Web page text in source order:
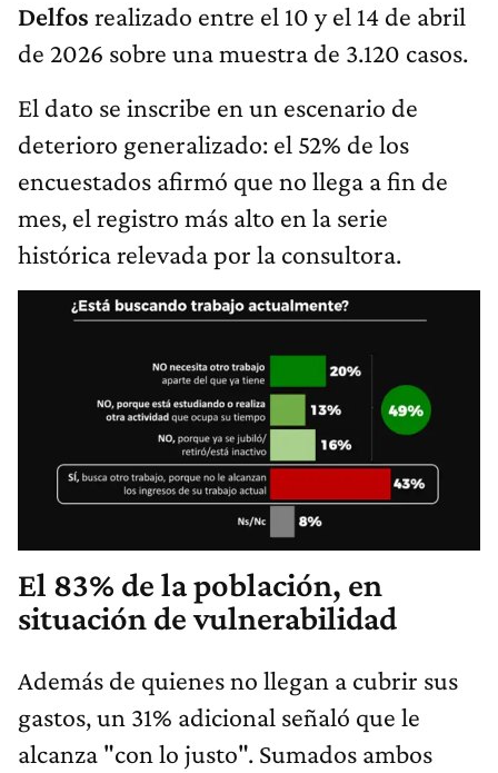
Delfos realizado entre el 10 y el 14 de abril
de 2026 sobre una muestra de 3.120 casos.
El dato se inscribe en un escenario de
deterioro generalizado: el 52% de los
encuestados afirmó que no llega a fin de
mes, el registro más alto en la serie
histórica relevada por la consultora.
El 83% de la población, en
situación de vulnerabilidad
Además de quienes no llegan a cubrir sus
gastos, un 31% adicional señaló que le
alcanza "con lo justo". Sumados ambos